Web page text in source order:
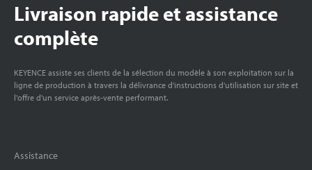
Livraison rapide et assistance
complète
KEYENCE assiste ses clients de la sélection du modèle à son exploitation sur la
ligne de production à travers la délivrance d'instructions d'utilisation sur site et
l'offre d'un service après-vente performant.
Assistance